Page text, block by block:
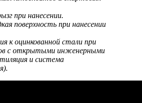
при нанесении.
поверхность при нанесении
к оцинкованной стали при
с открытыми инженерными
и система